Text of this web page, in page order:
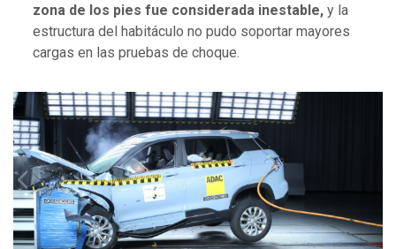
zona de los pies fue considerada inestable, y la
estructura del habitáculo no pudo soportar mayores
cargas en las pruebas de choque.